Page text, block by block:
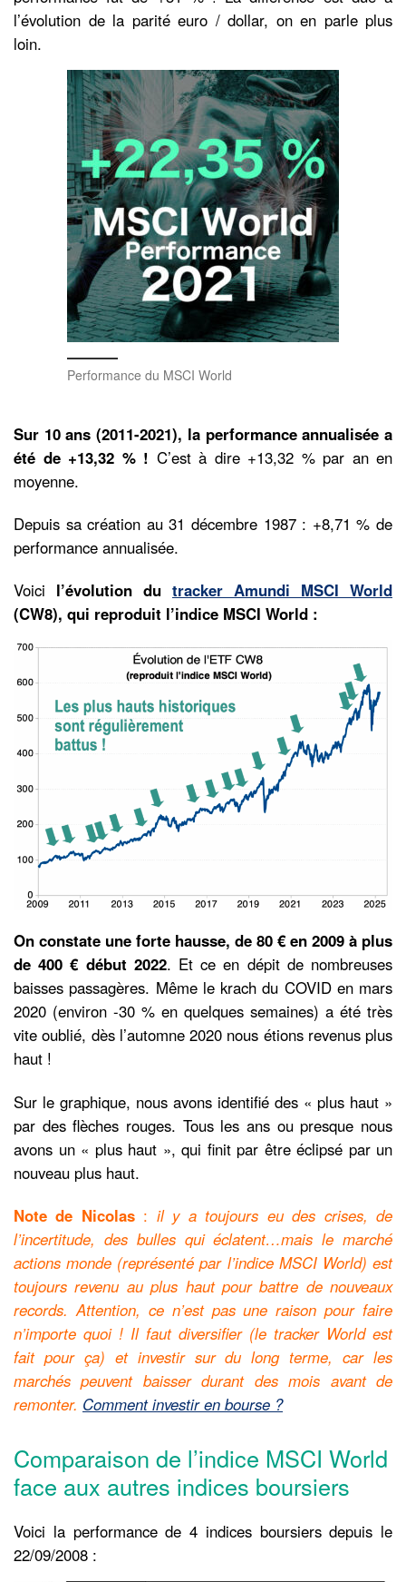
l’évolution de la parité euro / dollar, on en parle plus
loin.
Performance du MSCI World
Sur 10 ans (2011-2021), la performance annualisée a
été de +13,32 % ! C’est à dire +13,32 % par an en
moyenne.
Depuis sa création au 31 décembre 1987 : +8,71 % de
performance annualisée.
Voici l’évolution du tracker Amundi MSCI World
(CW8), qui reproduit l’indice MSCI World :
On constate une forte hausse, de 80 € en 2009 à plus
de 400 € début 2022. Et ce en dépit de nombreuses
baisses passagères. Même le krach du COVID en mars
2020 (environ -30 % en quelques semaines) a été très
vite oublié, dès l’automne 2020 nous étions revenus plus
haut !
Sur le graphique, nous avons identifié des « plus haut »
par des flèches rouges. Tous les ans ou presque nous
avons un « plus haut », qui finit par être éclipsé par un
nouveau plus haut.
Note de Nicolas: il y a toujours eu des crises, de
l’incertitude, des bulles qui éclatent…mais le marché
actions monde (représenté par l’indice MSCI World) est
toujours revenu au plus haut pour battre de nouveaux
records. Attention, ce n’est pas une raison pour faire
n’importe quoi ! Il faut diversifier (le tracker World est
fait pour ça) et investir sur du long terme, car les
marchés peuvent baisser durant des mois avant de
remonter. Comment investir en bourse ?
Comparaison de l’indice MSCI World
face aux autres indices boursiers
Voici la performance de 4 indices boursiers depuis le
22/09/2008 :